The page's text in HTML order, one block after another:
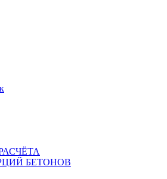
БЕТОНОВ